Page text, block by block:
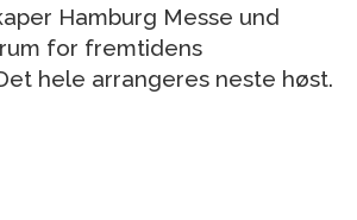
Hamburg Messe und
for fremtidens
hele arrangeres neste høst.